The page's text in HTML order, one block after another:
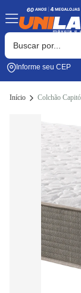
Informe seu CEP
Início Colchão